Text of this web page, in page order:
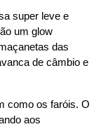
super leve e
um glow
das
de câmbio e
como os faróis. O
aos